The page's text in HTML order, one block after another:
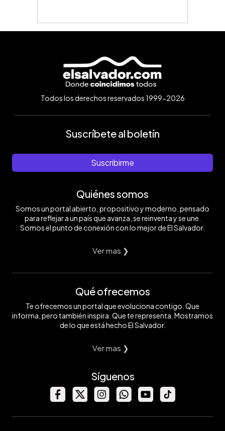
Todos los derechos reservados 1999-2026
Suscríbete al boletín
Suscribirme
Quiénes somos
Somos un portal abierto, propositivo y moderno, pensado
para reflejar a un país que avanza, se reinventa y se une.
Somos el punto de conexión con lo mejor de El Salvador.
Ver mas ❯
Qué ofrecemos
Te ofrecemos un portal que evoluciona contigo. Que
informa, pero también inspira. Que te representa. Mostramos
de lo que está hecho El Salvador.
Ver mas ❯
Síguenos